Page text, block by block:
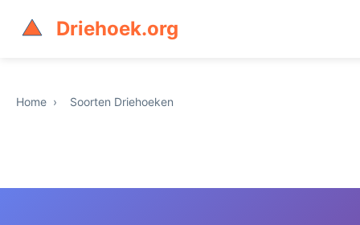
Driehoek.org
Home › Soorten Driehoeken